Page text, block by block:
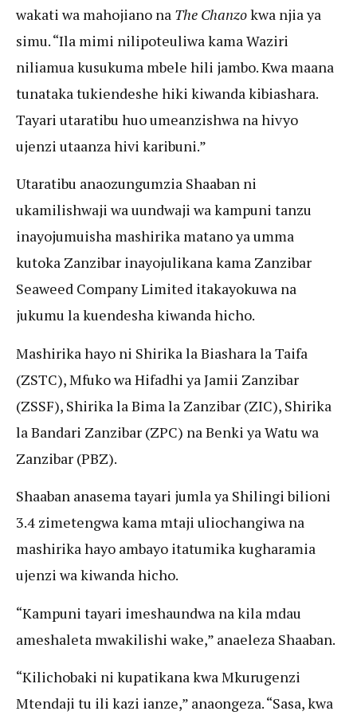
wakati wa mahojiano na The Chanzokwa njia ya
simu. “Ila mimi nilipoteuliwa kama Waziri
niliamua kusukuma mbele hili jambo. Kwa maana
tunataka tukiendeshe hiki kiwanda kibiashara.
Tayari utaratibu huo umeanzishwa na hivyo
ujenzi utaanza hivi karibuni.”
Utaratibu anaozungumzia Shaaban ni
ukamilishwaji wa uundwaji wa kampuni tanzu
inayojumuisha mashirika matano ya umma
kutoka Zanzibar inayojulikana kama Zanzibar
Seaweed Company Limited itakayokuwa na
jukumu la kuendesha kiwanda hicho.
Mashirika hayo ni Shirika la Biashara la Taifa
(ZSTC), Mfuko wa Hifadhi ya Jamii Zanzibar
(ZSSF), Shirika la Bima la Zanzibar (ZIC), Shirika
la Bandari Zanzibar (ZPC) na Benki ya Watu wa
Zanzibar (PBZ).
Shaaban anasema tayari jumla ya Shilingi bilioni
3.4 zimetengwa kama mtaji uliochangiwa na
mashirika hayo ambayo itatumika kugharamia
ujenzi wa kiwanda hicho.
“Kampuni tayari imeshaundwa na kila mdau
ameshaleta mwakilishi wake,” anaeleza Shaaban.
“Kilichobaki ni kupatikana kwa Mkurugenzi
Mtendaji tu ili kazi ianze,” anaongeza. “Sasa, kwa